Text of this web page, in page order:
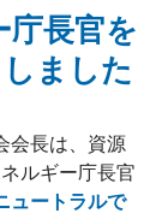
庁長官を
ました
会長は、資源
ルギー庁長官
ュートラルで